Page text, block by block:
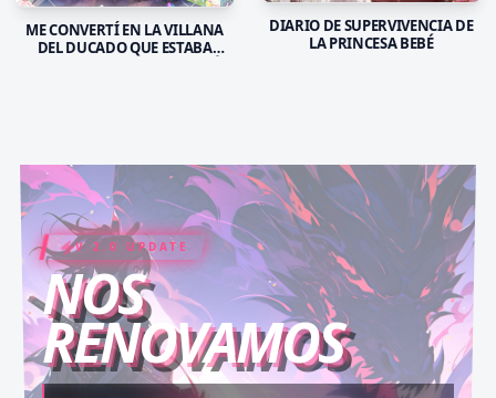
ME CONVERTÍ EN LA VILLANA
DEL DUCADO QUE ESTABA
DIARIO DE SUPERVIVENCIA DE
LA PRINCESA BEBÉ
V 2.0 UPDATE
NOS
RENOVAMOS
COIN RUSH
ELITE PASS